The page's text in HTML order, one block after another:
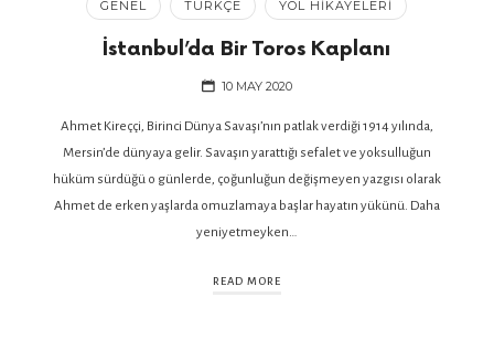
GENEL TÜRKÇE YOL HIKAYELERI
İstanbul’da Bir Toros Kaplanı
10 MAY 2020
Ahmet Kireççi, Birinci Dünya Savaşı’nın patlak verdiği 1914 yılında,
Mersin’de dünyaya gelir. Savaşın yarattığı sefalet ve yoksulluğun
hüküm sürdüğü o günlerde, çoğunluğun değişmeyen yazgısı olarak
Ahmet de erken yaşlarda omuzlamaya başlar hayatın yükünü. Daha
yeniyetmeyken…
READ MORE